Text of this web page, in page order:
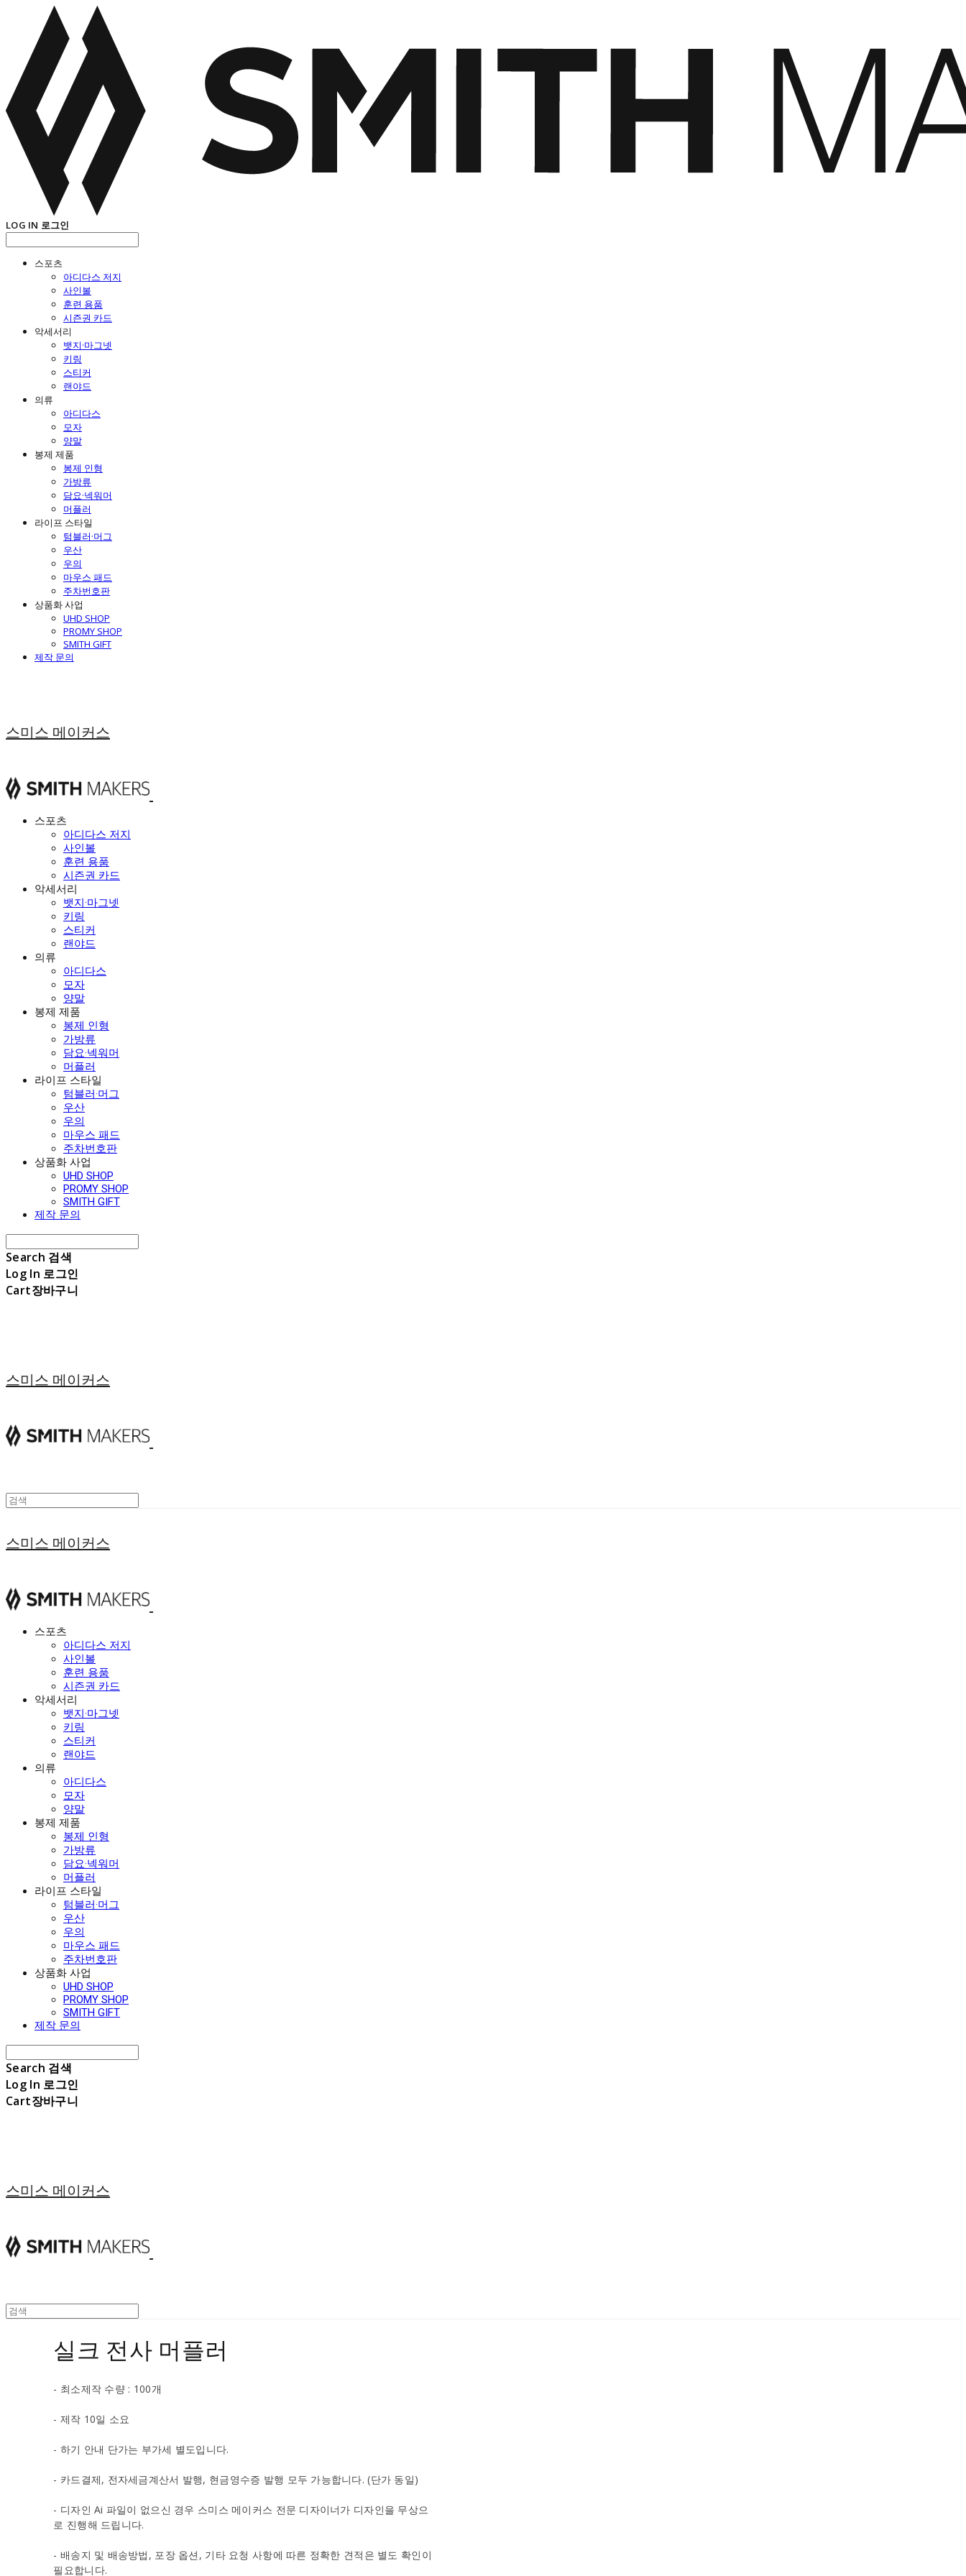
LOG IN 로그인
스포츠
아디다스 저지
사인볼
훈련 용품
시즌권 카드
악세서리
뱃지·마그넷
키링
스티커
랜야드
의류
아디다스
모자
양말
봉제 제품
봉제 인형
가방류
담요·넥워머
머플러
라이프 스타일
텀블러·머그
우산
우의
마우스 패드
주차번호판
상품화 사업
UHD SHOP
PROMY SHOP
SMITH GIFT
제작 문의
스미스 메이커스
스포츠
아디다스 저지
사인볼
훈련 용품
시즌권 카드
악세서리
뱃지·마그넷
키링
스티커
랜야드
의류
아디다스
모자
양말
봉제 제품
봉제 인형
가방류
담요·넥워머
머플러
라이프 스타일
텀블러·머그
우산
우의
마우스 패드
주차번호판
상품화 사업
UHD SHOP
PROMY SHOP
SMITH GIFT
제작 문의
Search 검색
Log In 로그인
Cart장바구니
스미스 메이커스
스미스 메이커스
스포츠
아디다스 저지
사인볼
훈련 용품
시즌권 카드
악세서리
뱃지·마그넷
키링
스티커
랜야드
의류
아디다스
모자
양말
봉제 제품
봉제 인형
가방류
담요·넥워머
머플러
라이프 스타일
텀블러·머그
우산
우의
마우스 패드
주차번호판
상품화 사업
UHD SHOP
PROMY SHOP
SMITH GIFT
제작 문의
Search 검색
Log In 로그인
Cart장바구니
스미스 메이커스
실크 전사 머플러
- 최소제작 수량 : 100개
- 제작 10일 소요
- 하기 안내 단가는 부가세 별도입니다.
- 카드결제, 전자세금계산서 발행, 현금영수증 발행 모두 가능합니다. (단가 동일)
- 디자인 Ai 파일이 없으신 경우 스미스 메이커스 전문 디자이너가 디자인을 무상으
로 진행해 드립니다.
- 배송지 및 배송방법, 포장 옵션, 기타 요청 사항에 따른 정확한 견적은 별도 확인이
필요합니다.